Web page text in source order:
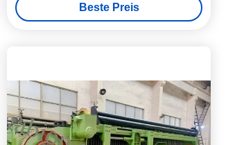
Beste Preis